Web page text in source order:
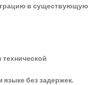
в существующую
без задержек.